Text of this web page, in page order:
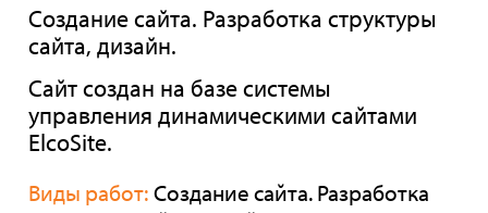
Создание сайта. Разработка структуры
сайта, дизайн.
Сайт создан на базе системы
управления динамическими сайтами
ElcoSite.
Виды работ:Создание сайта. Разработка